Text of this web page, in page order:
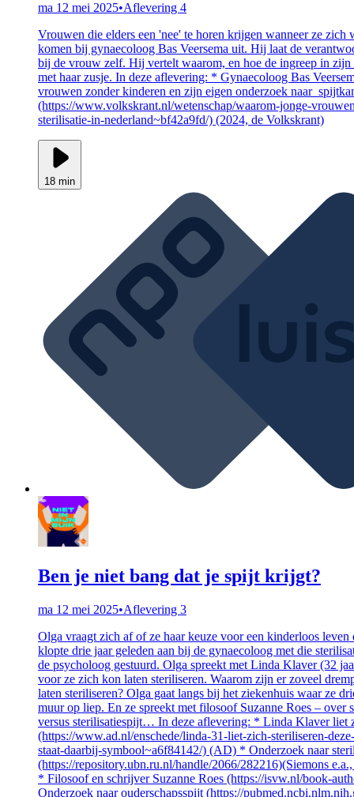
ma 12 mei 2025•Aflevering 4
Vrouwen die elders een 'nee' te horen krijgen wanneer ze zich
komen bij gynaecoloog Bas Veersema uit. Hij laat de
bij de vrouw zelf. Hij vertelt waarom, en hoe de ingreep in
met haar zusje. In deze aflevering: * Gynaecoloog Bas
vrouwen zonder kinderen en zijn eigen onderzoek naar
(https://www.volkskrant.nl/wetenschap/waarom-jonge-
sterilisatie-in-nederland~bf42a9fd/) (2024, de Volkskrant)
18 min
Ben je niet bang dat je spijt krijgt?
ma 12 mei 2025•Aflevering 3
Olga vraagt zich af of ze haar keuze voor een kinderloos
klopte drie jaar geleden aan bij de gynaecoloog met die
de psycholoog gestuurd. Olga spreekt met Linda Klaver (32
voor ze zich kon laten steriliseren. Waarom zijn er zoveel
laten steriliseren? Olga gaat langs bij het ziekenhuis waar ze
muur op liep. En ze spreekt met filosoof Suzanne Roes – over
versus sterilisatiespijt… In deze aflevering: * Linda Klaver liet
(https://www.ad.nl/enschede/linda-31-liet-zich-steriliseren-
staat-daarbij-symbool~a6f84142/) (AD) * Onderzoek naar
(https://repository.ubn.ru.nl/handle/2066/282216)(Siemons
* Filosoof en schrijver Suzanne Roes (https://isvw.nl/book-
Onderzoek naar ouderschapsspijt (https://